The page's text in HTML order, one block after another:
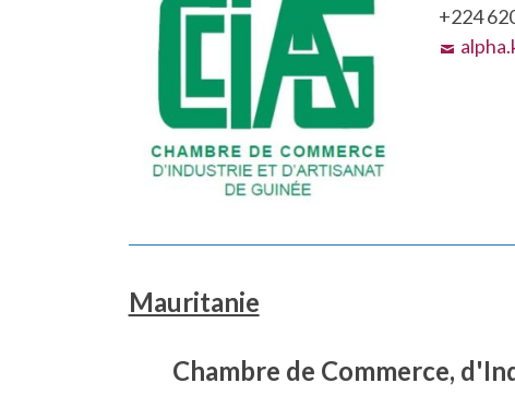
+224
Mauritanie
Chambre de Commerce,